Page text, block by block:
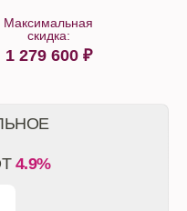
Максимальная
скидка:
1 279 600₽
4.9%